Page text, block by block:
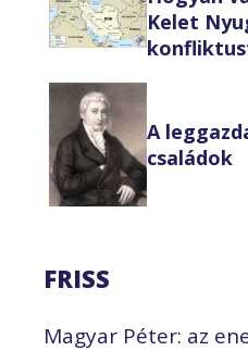
Kelet
A
családok
FRISS
Magyar Péter: az